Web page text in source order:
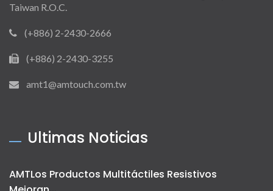
Taiwan R.O.C.
(+886) 2-2430-2666
(+886) 2-2430-3255
amt1@amtouch.com.tw
Ultimas Noticias
AMTLos Productos Multitáctiles Resistivos